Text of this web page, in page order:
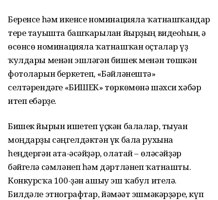
Беренсе һәм икенсе номинацияла ҡатнашҡандар
тере тауышта башҡарылған йырҙың видеоһын, ә
өсөнсө номинацияла ҡатнашҡан оҫталар үҙ
ҡулдары менән эшләгән бишек менән төшкән
фотоларын беркетеп, «Бәйләнештә»
селтәрендәге «БИШЕК» төркөмөнә шәхси хәбәр
итеп ебәрҙе.
Бишек йырын ишетеп үҫкән балалар, тыуған
моңдарҙы сәңгелдәктән үк бала рухына
һеңдергән ата-әсәйҙәр, олатай – өләсәйҙәр
бәйгелә сәмләнеп һәм дәртләнеп ҡатнашты.
Конкурсҡа 100-ҙән ашыу эш ҡабул ителә.
Билдәле этнографтар, йәмәғәт эшмәкәрҙәре, күп